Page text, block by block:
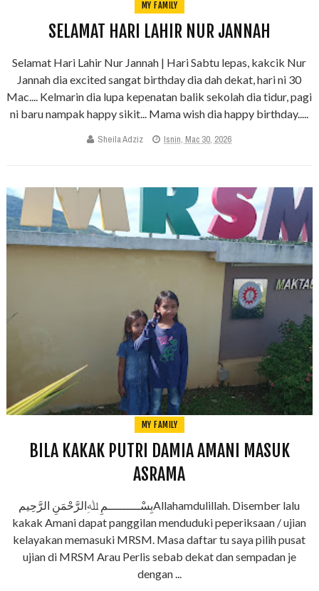
MY FAMILY
SELAMAT HARI LAHIR NUR JANNAH
Selamat Hari Lahir Nur Jannah | Hari Sabtu lepas, kakcik Nur
Jannah dia excited sangat birthday dia dah dekat, hari ni 30
Mac.... Kelmarin dia lupa kepenatan balik sekolah dia tidur, pagi
ni baru nampak happy sikit... Mama wish dia happy birthday.....
Sheila Adziz Isnin, Mac 30, 2026
MY FAMILY
BILA KAKAK PUTRI DAMIA AMANI MASUK
ASRAMA
بِسْـــــــــمِ ﷲِالرَّحْمَنِ الرَّحِيمAllahamdulillah. Disember lalu
kakak Amani dapat panggilan menduduki peperiksaan / ujian
kelayakan memasuki MRSM. Masa daftar tu saya pilih pusat
ujian di MRSM Arau Perlis sebab dekat dan sempadan je
dengan ...